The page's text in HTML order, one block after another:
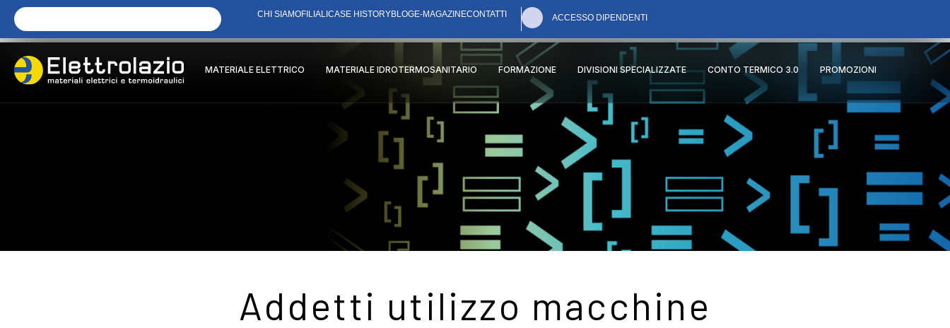
CHI SIAMOFILIALICASE HISTORYBLOGE-MAGAZINECONTATTI ACCESSO DIPENDENTI
MATERIALE ELETTRICO MATERIALE IDROTERMOSANITARIO FORMAZIONE DIVISIONI SPECIALIZZATE CONTO TERMICO 3.0 PROMOZIONI
Addetti utilizzo macchine